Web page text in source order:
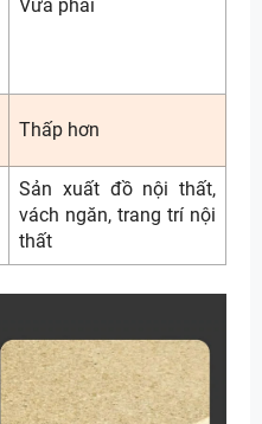
Vừa phải
Thấp hơn
Sản xuất đồ nội thất,
vách ngăn, trang trí nội
thất